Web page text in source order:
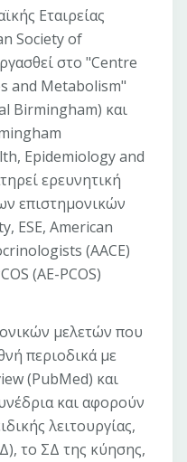
Εταιρείας
Society of
στο "Centre
and Metabolism"
Birmingham) και
Epidemiology and
ερευνητική
επιστημονικών
ESE, American
(AACE)
(AE-PCOS)
μελετών που
περιοδικά με
(PubMed) και
και αφορούν
λειτουργίας,
το ΣΔ της κύησης,